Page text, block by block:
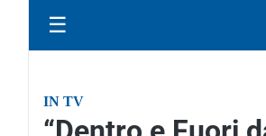
☰
IN TV